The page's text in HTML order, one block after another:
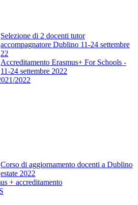
Selezione di 2 docenti tutor
accompagnatore Dublino 11-24 settembre
22
Accreditamento Erasmus+ For Schools -
11-24 settembre 2022
2022
Corso di aggiornamento docenti a Dublino
estate 2022
+ accreditamento